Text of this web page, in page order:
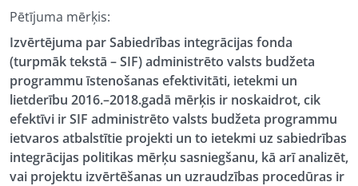
Pētījuma mērķis:
Izvērtējuma par Sabiedrības integrācijas fonda
(turpmāk tekstā – SIF) administrēto valsts budžeta
programmu īstenošanas efektivitāti, ietekmi un
lietderību 2016.–2018.gadā mērķis ir noskaidrot, cik
efektīvi ir SIF administrēto valsts budžeta programmu
ietvaros atbalstītie projekti un to ietekmi uz sabiedrības
integrācijas politikas mērķu sasniegšanu, kā arī analizēt,
vai projektu izvērtēšanas un uzraudzības procedūras ir